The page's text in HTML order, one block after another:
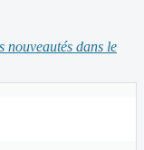
nouveautés dans le